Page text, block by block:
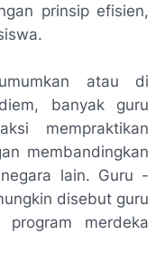
prinsip efisien,
atau di
banyak guru
mempraktikan
membandingkan
lain. Guru -
disebut guru
program merdeka